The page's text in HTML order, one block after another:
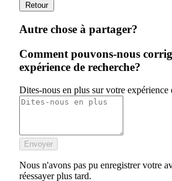
Retour
Autre chose à partager?
Comment pouvons-nous
expérience de recherche?
Dites-nous en plus sur votre expérience
Envoyer
Nous n'avons pas pu enregistrer votre
réessayer plus tard.